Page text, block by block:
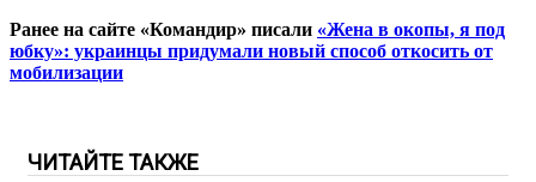
Ранее на сайте «Командир» писали «Жена в окопы, я под
юбку»: украинцы придумали новый способ откосить от
мобилизации
ЧИТАЙТЕ ТАКЖЕ